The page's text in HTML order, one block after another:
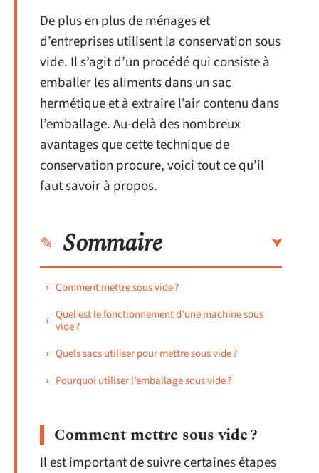
De plus en plus de ménages et
d’entreprises utilisent la conservation sous
vide. Il s’agit d’un procédé qui consiste à
emballer les aliments dans un sac
hermétique et à extraire l’air contenu dans
l’emballage. Au-delà des nombreux
avantages que cette technique de
conservation procure, voici tout ce qu’il
faut savoir à propos.
Sommaire
Comment mettre sous vide ?
Quel est le fonctionnement d’une machine sous
vide ?
Quels sacs utiliser pour mettre sous vide ?
Pourquoi utiliser l’emballage sous vide ?
Comment mettre sous vide ?
Il est important de suivre certaines étapes